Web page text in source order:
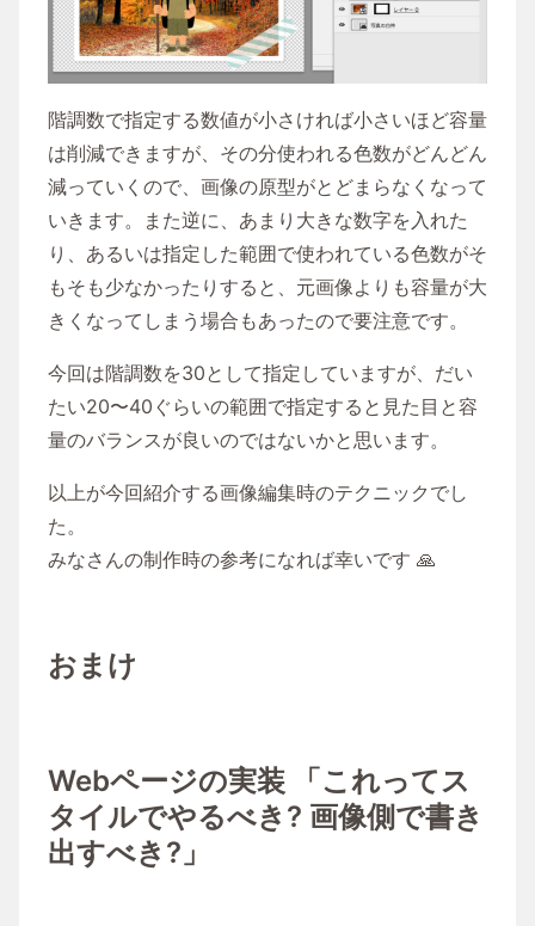
階調数で指定する数値が小さければ小さいほど容量
は削減できますが、その分使われる色数がどんどん
減っていくので、画像の原型がとどまらなくなって
いきます。また逆に、あまり大きな数字を入れた
り、あるいは指定した範囲で使われている色数がそ
もそも少なかったりすると、元画像よりも容量が大
きくなってしまう場合もあったので要注意です。
今回は階調数を30として指定していますが、だい
たい20〜40ぐらいの範囲で指定すると見た目と容
量のバランスが良いのではないかと思います。
以上が今回紹介する画像編集時のテクニックでし
た。
みなさんの制作時の参考になれば幸いです 🙏
おまけ
Webページの実装 「これってス
タイルでやるべき? 画像側で書き
出すべき?」